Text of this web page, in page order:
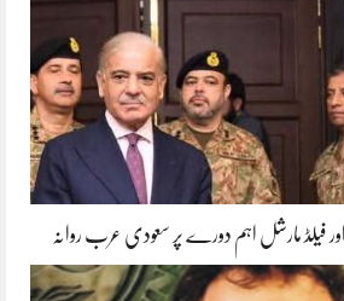
فیلڈ مارشل اہم دورے پر سعودی عرب روانہ